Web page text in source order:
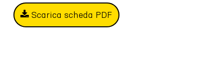
Scarica scheda PDF